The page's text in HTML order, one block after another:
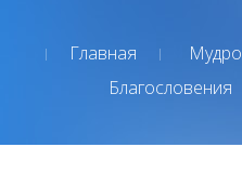
Главная
Благословения